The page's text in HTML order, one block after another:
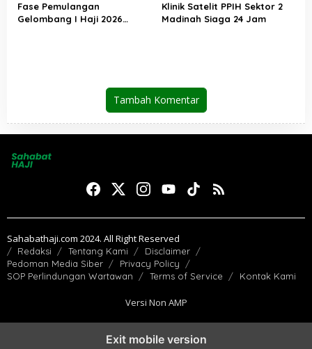
Fase Pemulangan
Gelombang I Haji 2026
Klinik Satelit PPIH Sektor 2
Madinah Siaga 24 Jam
Tambah Komentar
Sahabathaji.com 2024. All Right Reserved
Redaksi Tentang Kami
Disclaimer
Pedoman Media Siber
Privacy Policy
SOP Perlindungan Wartawan
Terms of Service Kontak Kami
Versi Non AMP
Exit mobile version